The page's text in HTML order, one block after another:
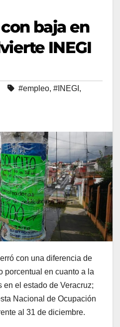
baja en
INEGI
#empleo, #INEGI ,
con una diferencia de
porcentual en cuanto a la
el estado de Veracruz;
Nacional de Ocupación
al 31 de diciembre.